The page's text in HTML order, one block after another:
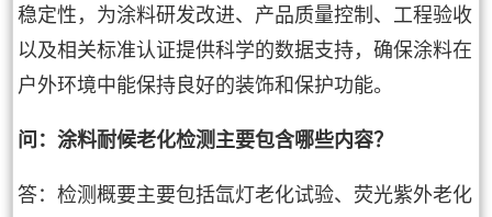
稳定性，为涂料研发改进、产品质量控制、工程验收
以及相关标准认证提供科学的数据支持，确保涂料在
户外环境中能保持良好的装饰和保护功能。
问：涂料耐候老化检测主要包含哪些内容？
答：检测概要主要包括氙灯老化试验、荧光紫外老化